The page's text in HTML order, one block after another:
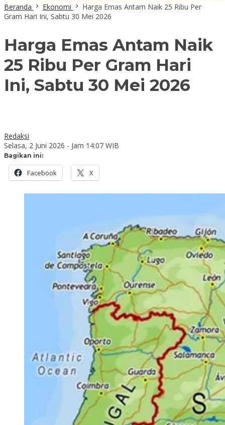
Beranda Ekonomi
Harga Emas Antam Naik 25 Ribu Per
Gram Hari Ini, Sabtu 30 Mei 2026
Harga Emas Antam Naik
25 Ribu Per Gram Hari
Ini, Sabtu 30 Mei 2026
Redaksi
Selasa, 2 Juni 2026 - Jam 14:07 WIB
Bagikan ini:
Facebook X